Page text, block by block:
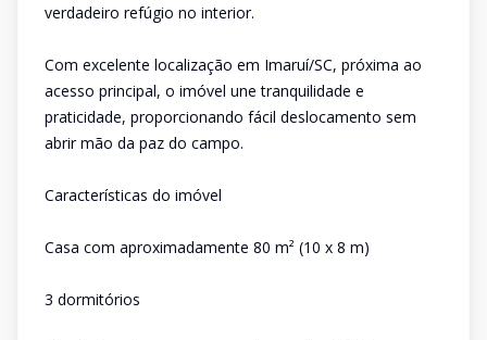
verdadeiro refúgio no interior.
Com excelente localização em Imaruí/SC, próxima ao
acesso principal, o imóvel une tranquilidade e
praticidade, proporcionando fácil deslocamento sem
abrir mão da paz do campo.
Características do imóvel
Casa com aproximadamente 80 m² (10 x 8 m)
3 dormitórios